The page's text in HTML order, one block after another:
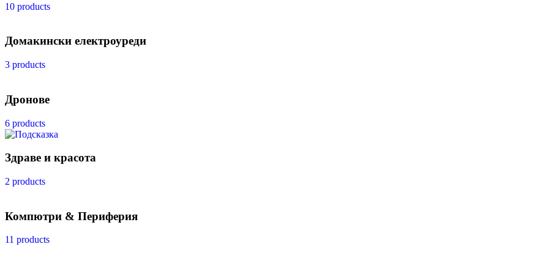
10 products
Домакински електроуреди
3 products
Дронове
6 products
Здраве и красота
2 products
Компютри & Периферия
11 products